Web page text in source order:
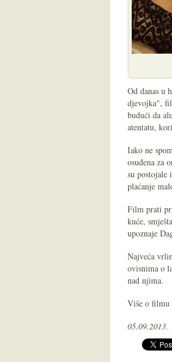
Od danas u
djevojka",
budući da
atentatu,
Iako ne
osuđena za
su postojale
plaćanje
Film prati
kuće,
upoznaje
Najveća
ovisnima o
nad njima.
Više o filmu
05.09.2013.